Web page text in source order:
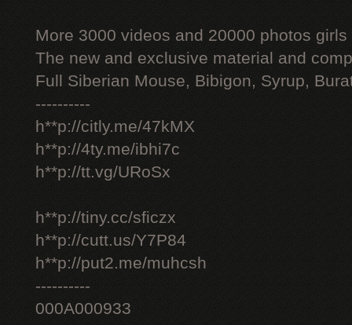
More 3000 videos and 20000 photos
The new and exclusive material and
Full Siberian Mouse, Bibigon, Syrup,
----------
h**p://citly.me/47kMX
h**p://4ty.me/ibhi7c
h**p://tt.vg/URoSx
h**p://tiny.cc/sficzx
h**p://cutt.us/Y7P84
h**p://put2.me/muhcsh
----------
000A000933